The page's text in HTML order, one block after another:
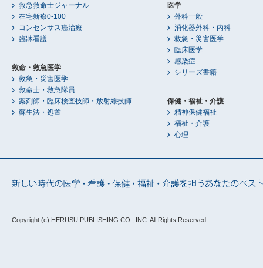
救急救命士ジャーナル
在宅新療0-100
コンセンサス癌治療
臨牀看護
救命・救急医学
救急・災害医学
救命士・救急隊員
薬剤師・臨床検査技師・放射線技師
蘇生法・処置
医学
外科一般
消化器外科・内科
救急・災害医学
臨床医学
感染症
シリーズ書籍
保健・福祉・介護
精神保健福祉
福祉・介護
心理
Copyright (c) HERUSU PUBLISHING CO., INC. All Rights Reserved.